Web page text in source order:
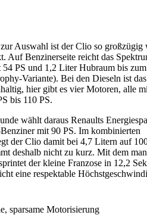
Auswahl ist der Clio so großzügig
Auf Benzinerseite reicht das
54 PS und 1,2 Liter Hubraum bis
Variante). Bei den Dieseln ist
hier gibt es vier Motoren, alle
bis 110 PS.
wählt daraus Renaults
mit 90 PS. Im kombinierten
der Clio damit bei 4,7 Litern auf
deshalb nicht zu kurz. Mit dem
der kleine Franzose in 12,2
eine respektable
sparsame Motorisierung